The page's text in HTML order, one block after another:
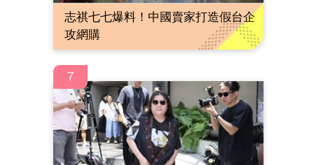
志祺七七爆料！中國賣家打造假台企
攻網購
7